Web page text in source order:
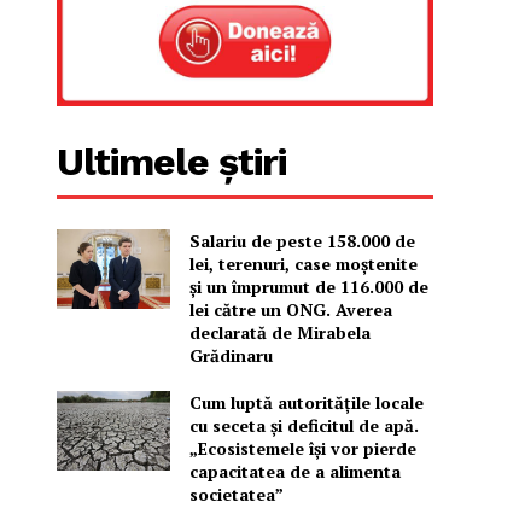
Ultimele știri
Salariu de peste 158.000 de
lei, terenuri, case moștenite
și un împrumut de 116.000 de
lei către un ONG. Averea
declarată de Mirabela
Grădinaru
Cum luptă autoritățile locale
cu seceta și deficitul de apă.
„Ecosistemele își vor pierde
capacitatea de a alimenta
societatea”